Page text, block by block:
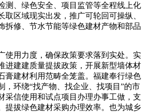
测、绿色安全、项目监管等全程线上化
取区域现实出发，推广可轮回可操纵、
拆修、节水节能等绿色建材产物和部品
用力度，确保政策要求落到实处。实
进建建质量提拔政策，开展新型墙体材
膏建材利用范畴全笼盖。福建奉行绿色
，环绕“找产物、找企业、找项目”的市
采信使用和试点项目办理办事工做，支
提拔绿色建材采购办理效率。也为城乡